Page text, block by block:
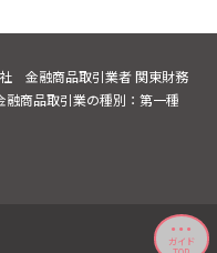
金融商品取引業者 関東財務
商品取引業の種別：第一種
ガイド